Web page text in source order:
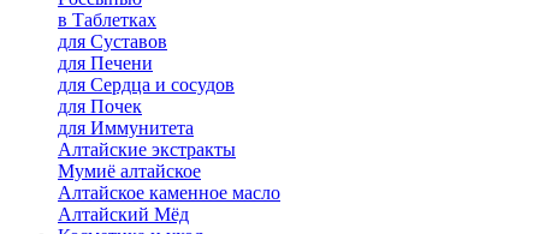
в Таблетках
для Cуставов
для Печени
для Сердца и сосудов
для Почек
для Иммунитета
Алтайские экстракты
Мумиё алтайское
Алтайское каменное масло
Алтайский Мёд